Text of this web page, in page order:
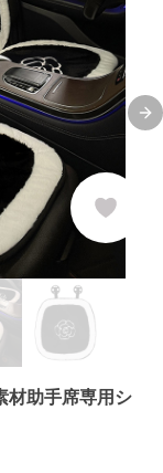
材助手席専用シ